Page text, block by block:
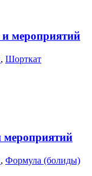
мероприятий
, Шорткат
мероприятий
, Формула (болиды)